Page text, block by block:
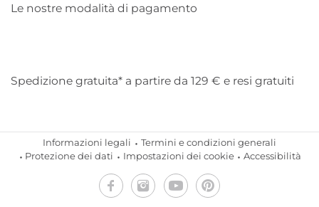
Le nostre modalità di pagamento
Spedizione gratuita* a partire da 129 € e resi gratuiti
Informazioni legali
Termini e condizioni generali
Protezione dei dati
Impostazioni dei cookie Accessibilità